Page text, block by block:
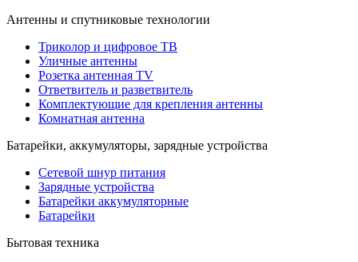
Антенны и спутниковые технологии
Триколор и цифровое ТВ
Уличные антенны
Розетка антенная TV
Ответвитель и разветвитель
Комплектующие для крепления антенны
Комнатная антенна
Батарейки, аккумуляторы, зарядные устройства
Сетевой шнур питания
Зарядные устройства
Батарейки аккумуляторные
Батарейки
Бытовая техника